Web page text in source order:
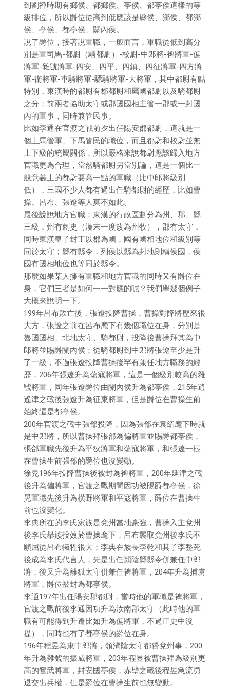
到劉禪時期有鄉侯、都鄉侯、亭侯、都亭侯這樣的等
級排位，所以爵位從高到低應該是縣侯、鄉侯、都鄉
侯、亭侯、都亭侯、關內侯。
說了爵位，接著說軍職，一般而言，軍職從低到高分
別是軍司馬-都尉（騎都尉）-校尉-中郎將-裨將軍-偏
將軍-雜號將軍-四安、四平、四鎮、四征將軍-四方將
軍-衛將軍-車騎將軍-驃騎將軍-大將軍，其中都尉有點
特別，東漢時的都尉有郡都尉和屬國都尉以及騎都尉
之分；前兩者協助太守或郡國國相主管一郡或一封國
內的軍事，同時兼管民事。
比如李通在官渡之戰前夕出任陽安郡都尉，這就是一
個上馬管軍、下馬管民的職位，而且都尉和校尉並無
上下級的統屬關係，所以嚴格來說都尉應該歸入地方
官職更為合理，當然騎都尉另當別論，這是一個比一
般意義上的都尉要高一點的軍職（比中郎將級別
低），三國不少人都有過出任騎都尉的經歷，比如曹
操、呂布、張遼等人莫不如此。
最後說說地方官職：東漢的行政區劃分為州、郡、縣
三級，州有刺史（漢末一度改為州牧），郡有太守，
同時東漢皇子封王以郡為國，國有國相地位和級別等
同於太守；縣有縣令，列侯以縣為封地則稱侯國，侯
國有國相地位也等同於縣令。
那麼如果某人擁有軍職和地方官職的同時又有爵位在
身，它們三者是如何一一對應的呢？我們舉幾個例子
大概來說明一下。
199年呂布敗亡後，張遼投降曹操，曹操對降將歷來很
大方，張遼之前在呂布麾下有幾個職位在身，分別是
魯國國相、北地太守、騎都尉，投降後曹操拜其為中
郎將並賜爵關內侯；從騎都尉到中郎將張遼至少是升
了一級，不過張遼投降曹操後罕有兼任地方職務的經
歷，206年張遼升為蕩寇將軍，這是一個級別較高的雜
號將軍，同年張遼爵位由關內侯升為都亭侯，215年逍
遙津之戰後張遼升為征東將軍，但是爵位在曹操生前
始終還是都亭侯。
200年官渡之戰中張郃投降，因為張郃在袁紹麾下時就
是中郎將，所以曹操拜張郃為偏將軍並賜爵都亭侯，
張郃軍職先後升為平狄將軍和蕩寇將軍，和張遼一樣
在曹操生前張郃的爵位也沒變動。
徐晃196年投降曹操後被封為裨將軍，200年延津之戰
後升為偏將軍，官渡之戰期間因功被賜爵都亭侯，徐
晃軍職先後升為橫野將軍和平寇將軍，爵位在曹操生
前也沒變化。
李典所在的李氏家族是兗州當地豪強，曹操入主兗州
後李氏舉族投效於曹操麾下，呂布襲取兗州後李氏不
願屈從呂布犧牲很大；李典在族長李乾和其子李整死
後成為李氏代言人，先是出任潁陰縣縣令併兼任中郎
將，後又升為離狐太守併兼任裨將軍，204年升為捕虜
將軍，爵位被封為都亭侯。
李通197年出任陽安郡都尉，當時他的軍職是裨將軍，
官渡之戰前後李通因功升為汝南郡太守（此時他的軍
職有可能得到升遷比如升為偏將軍，不過正史中沒
提），同時也有了都亭侯的爵位在身。
196年程昱為東中郎將，領濟陰太守都督兗州事，200
年升為雜號的振威將軍，203年程昱被曹操拜為級別更
高的奮武將軍，封安國亭侯，赤壁之戰後程昱急流勇
退交出兵權，但是爵位在曹操生前也無變動。